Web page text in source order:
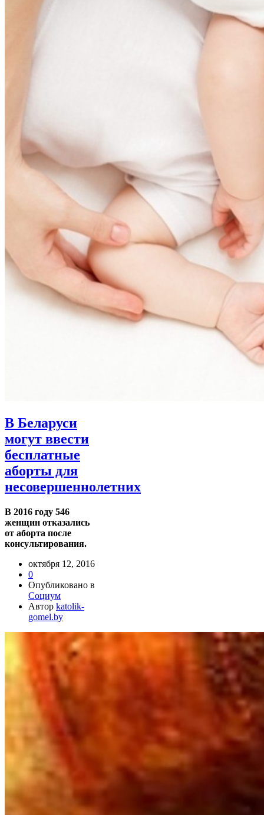
В Беларуси
могут ввести
бесплатные
аборты для
несовершеннолетних
В 2016 году 546
женщин отказались
от аборта после
консультирования.
октября 12, 2016
0
Опубликовано в
Социум
Автор katolik-
gomel.by